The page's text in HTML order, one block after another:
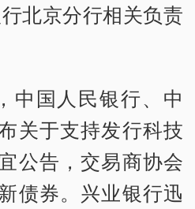
北京分行相关负责
中国人民银行、中
关于支持发行科技
公告，交易商协会
债券。兴业银行迅